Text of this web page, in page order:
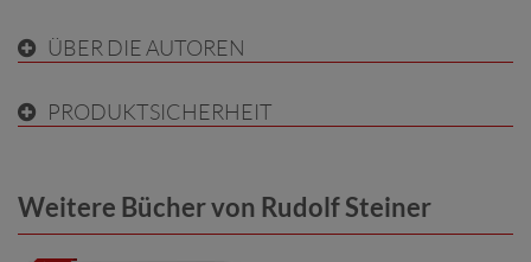
ÜBER DIE AUTOREN
PRODUKTSICHERHEIT
Weitere Bücher von Rudolf Steiner